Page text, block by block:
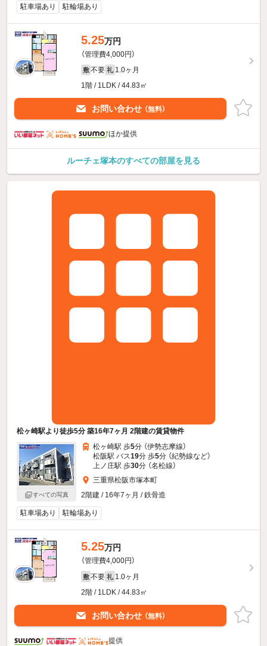
駐車場あり 駐輪場あり
5.25万円
（管理費4,000円）
敷 不要 礼 1.0ヶ月
1階 / 1LDK / 44.83㎡
お問い合わせ （無料）
ほか提供
ルーチェ塚本のすべての部屋を見る
松ヶ崎駅より徒歩5分 築16年7ヶ月 2階建の賃貸物件
すべての写真
松ヶ崎駅 歩5分 （伊勢志摩線）
松阪駅 バス19分 歩5分 （紀勢線など）
上ノ庄駅 歩30分 （名松線）
三重県松阪市塚本町
2階建 / 16年7ヶ月 / 鉄骨造
駐車場あり 駐輪場あり
5.25万円
（管理費4,000円）
敷 不要 礼 1.0ヶ月
2階 / 1LDK / 44.83㎡
お問い合わせ （無料）
提供